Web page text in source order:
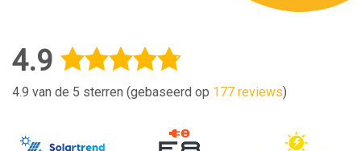
4.9
4.9 van de 5 sterren (gebaseerd op 177 reviews)